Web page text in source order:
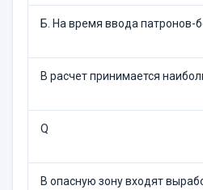
Б. На время ввода патронов-
В расчет принимается
Q
В опасную зону входят